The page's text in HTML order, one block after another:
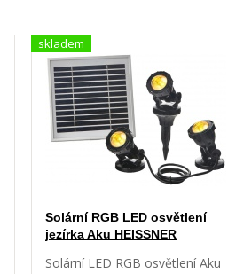
skladem
Solární RGB LED osvětlení
jezírka Aku HEISSNER
Solární LED RGB osvětlení Aku